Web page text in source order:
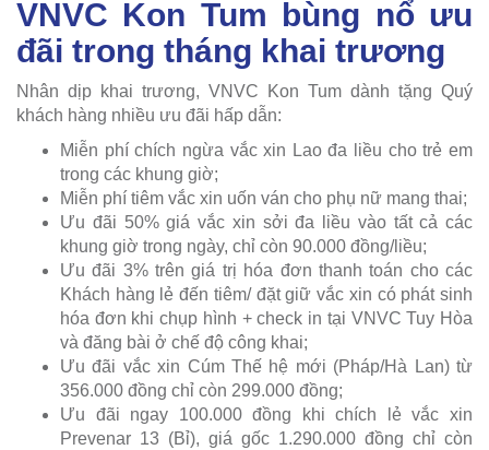
VNVC Kon Tum bùng nổ ưu
đãi trong tháng khai trương
Nhân dịp khai trương, VNVC Kon Tum dành tặng Quý
khách hàng nhiều ưu đãi hấp dẫn:
Miễn phí chích ngừa vắc xin Lao đa liều cho trẻ em
trong các khung giờ;
Miễn phí tiêm vắc xin uốn ván cho phụ nữ mang thai;
Ưu đãi 50% giá vắc xin sởi đa liều vào tất cả các
khung giờ trong ngày, chỉ còn 90.000 đồng/liều;
Ưu đãi 3% trên giá trị hóa đơn thanh toán cho các
Khách hàng lẻ đến tiêm/ đặt giữ vắc xin có phát sinh
hóa đơn khi chụp hình + check in tại VNVC Tuy Hòa
và đăng bài ở chế độ công khai;
Ưu đãi vắc xin Cúm Thế hệ mới (Pháp/Hà Lan) từ
356.000 đồng chỉ còn 299.000 đồng;
Ưu đãi ngay 100.000 đồng khi chích lẻ vắc xin
Prevenar 13 (Bỉ), giá gốc 1.290.000 đồng chỉ còn